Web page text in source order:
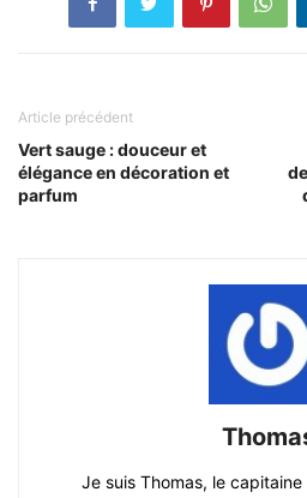
Article précédent
Vert sauge : douceur et
élégance en décoration et
parfum
Je suis Thomas, le